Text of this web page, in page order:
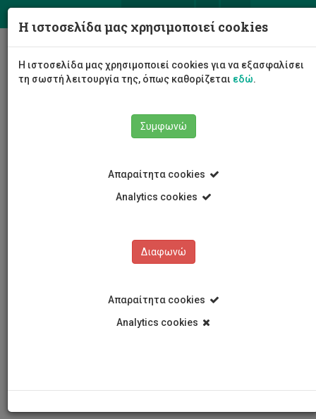
Η ιστοσελίδα μας χρησιμοποιεί cookies
Η ιστοσελίδα μας χρησιμοποιεί cookies για να εξασφαλίσει
τη σωστή λειτουργία της, όπως καθορίζεται εδώ.
Συμφωνώ
Απαραίτητα cookies
Analytics cookies
Διαφωνώ
Απαραίτητα cookies
Analytics cookies